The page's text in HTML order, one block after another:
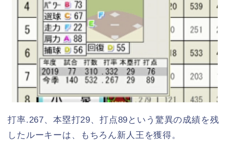
打率.267、本塁打29、打点89という驚異の成績を残
したルーキーは、もちろん新人王を獲得。